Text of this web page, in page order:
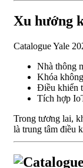
Xu hướng
Catalogue Yale
Nhà thông
Khóa
Điều khiển
Tích hợp
Trong tương lai,
là trung tâm điều